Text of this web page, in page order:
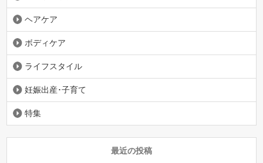
ヘアケア
ボディケア
ライフスタイル
妊娠出産･子育て
特集
最近の投稿